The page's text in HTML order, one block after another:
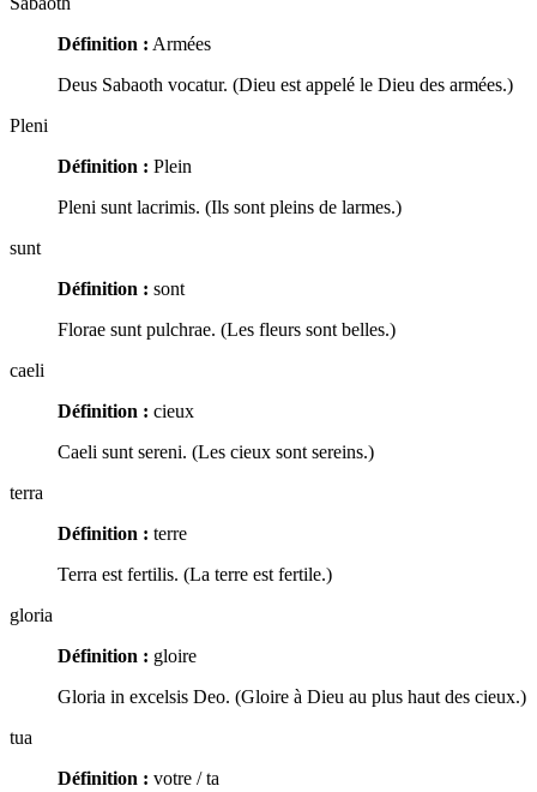
Définition : Armées
Deus Sabaoth vocatur. (Dieu est appelé le Dieu des armées.)
Pleni
Définition : Plein
Pleni sunt lacrimis. (Ils sont pleins de larmes.)
sunt
Définition : sont
Florae sunt pulchrae. (Les fleurs sont belles.)
caeli
Définition : cieux
Caeli sunt sereni. (Les cieux sont sereins.)
terra
Définition : terre
Terra est fertilis. (La terre est fertile.)
gloria
Définition : gloire
Gloria in excelsis Deo. (Gloire à Dieu au plus haut des cieux.)
tua
Définition : votre / ta